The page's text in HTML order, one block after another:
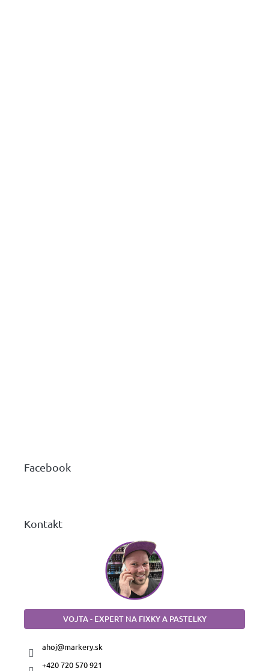
Facebook
Kontakt
VOJTA - EXPERT NA FIXKY A PASTELKY
ahoj@markery.sk
+420 720 570 921